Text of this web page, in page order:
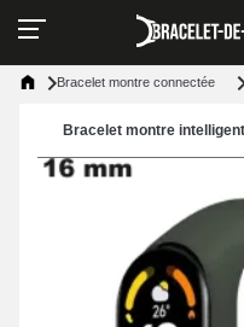
Bracelet montre connectée
Bracelet montre